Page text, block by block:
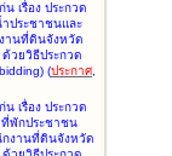
เรื่อง ประกวด
ประชาชนและ
านที่ดินจังหวัด
วยวิธีประกวด
) (ประกาศ,
เรื่อง ประกวด
ที่พักประชาชน
กงานที่ดินจังหวัด